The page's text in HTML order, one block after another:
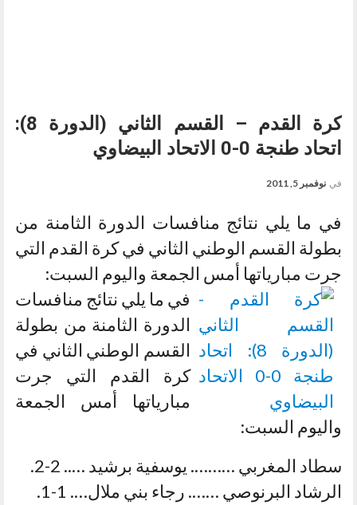
كرة القدم – القسم الثاني (الدورة 8):
اتحاد طنجة 0-0 الاتحاد البيضاوي
في نوفمبر 5, 2011
في ما يلي نتائج منافسات الدورة الثامنة من
بطولة القسم الوطني الثاني في كرة القدم التي
جرت مبارياتها أمس الجمعة واليوم السبت:
في ما يلي نتائج منافسات
الدورة الثامنة من بطولة
القسم الوطني الثاني في
كرة القدم التي جرت
مبارياتها أمس الجمعة
واليوم السبت:
سطاد المغربي ………. يوسفية برشيد ….. 2-2.
الرشاد البرنوصي ……. رجاء بني ملال…. 1-1.